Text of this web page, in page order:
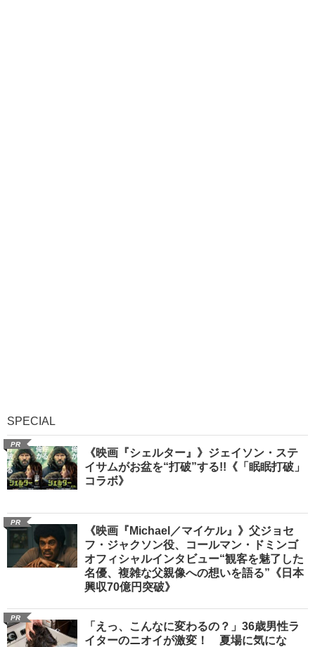
SPECIAL
PR
《映画『シェルター』》ジェイソン・ステ
イサムがお盆を“打破”する!!《「眠眠打破」
コラボ》
PR
《映画『Michael／マイケル』》父ジョセ
フ・ジャクソン役、コールマン・ドミンゴ
オフィシャルインタビュー“観客を魅了した
名優、複雑な父親像への想いを語る”《日本
興収70億円突破》
PR
「えっ、こんなに変わるの？」36歳男性ラ
イターのニオイが激変！ 夏場に気にな